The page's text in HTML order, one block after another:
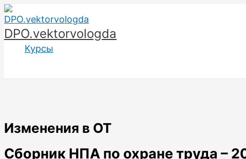
Перейти
к
содержимому
DPO.vektorvologda
Курсы
Изменения в ОТ
Сборник НПА по охране труда –